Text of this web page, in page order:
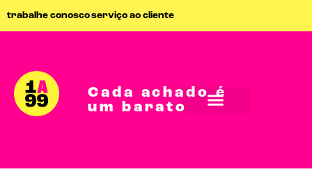
trabalhe conoscoserviço ao cliente
Cada achado é
um barato